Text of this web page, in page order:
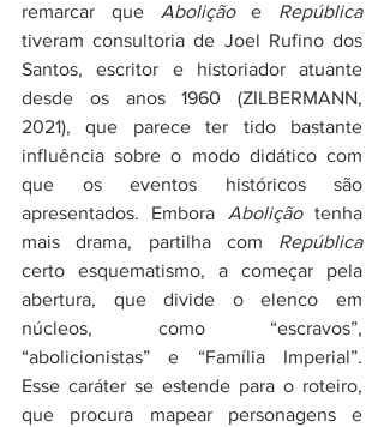
remarcar que Abolição e República
tiveram consultoria de Joel Rufino dos
Santos, escritor e historiador atuante
desde os anos 1960 (ZILBERMANN,
2021), que parece ter tido bastante
influência sobre o modo didático com
que os eventos históricos são
apresentados. Embora Abolição tenha
mais drama, partilha com República
certo esquematismo, a começar pela
abertura, que divide o elenco em
núcleos, como “escravos”,
“abolicionistas” e “Família Imperial”.
Esse caráter se estende para o roteiro,
que procura mapear personagens e